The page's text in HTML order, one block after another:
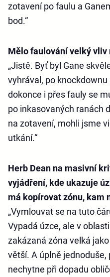
zotavení po faulu a
bod.“
Mělo faulování velký vliv
„Jistě. Byť byl Gane
vyhrával, po
dokonce i přes fauly se
po inkasovaných ranách
na zotavení, mohli jsme
utkání.“
Herb Dean na masivní
vyjádření, kde ukazuje
má kopírovat zónu, kam
„Vymlouvat se na tuto
Vypadá úzce, ale v
zakázaná zóna velká
větší. A úplně jednoduše,
nechytne při dopadu